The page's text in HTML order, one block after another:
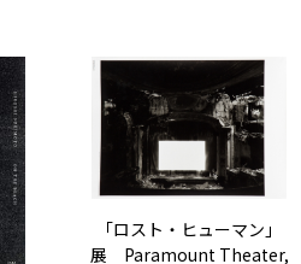
「ロスト・ヒューマン」
展 Paramount Theater,